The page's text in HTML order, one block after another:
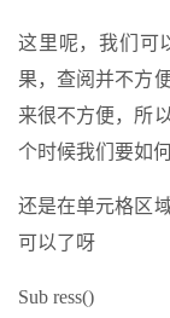
这里呢，我们可
果，查阅并不方
来很不方便，所
个时候我们要如何
还是在单元格区
可以了呀
Sub ress()